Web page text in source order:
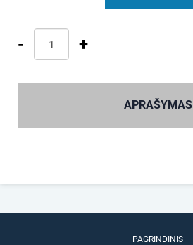
- +
APRAŠYMAS
PAGRINDINIS